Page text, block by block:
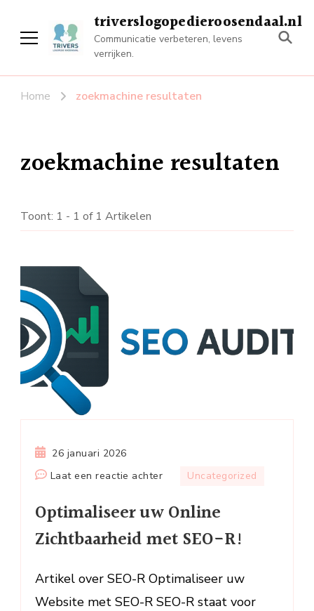
triverslogopedieroosendaal.nl
Communicatie verbeteren, levens
verrijken.
Home zoekmachine resultaten
zoekmachine resultaten
Toont: 1 - 1 of 1 Artikelen
26 januari 2026
Laat een reactie achterop
uw
Online
Zichtbaarheid
SEO-
R!
Uncategorized
Optimaliseer uw Online
Zichtbaarheid met SEO-R!
Artikel over SEO-R Optimaliseer uw
Website met SEO-R SEO-R staat voor